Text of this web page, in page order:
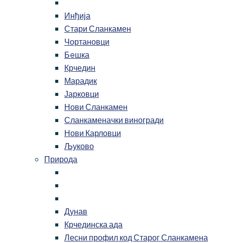
Инђија
Стари Сланкамен
Чортановци
Бeшка
Крчедин
Марадик
Јарковци
Нови Сланкамен
Сланкаменачки виногради
Нови Карловци
Љуково
Природа
Дунав
Крчединска ада
Лесни профил код Старог Сланкамена